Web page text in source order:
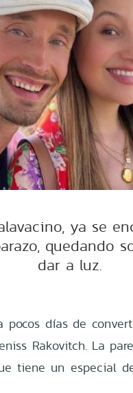
ya se
quedando
dar a luz.
pocos días de
Rakovitch. La
tiene un especial